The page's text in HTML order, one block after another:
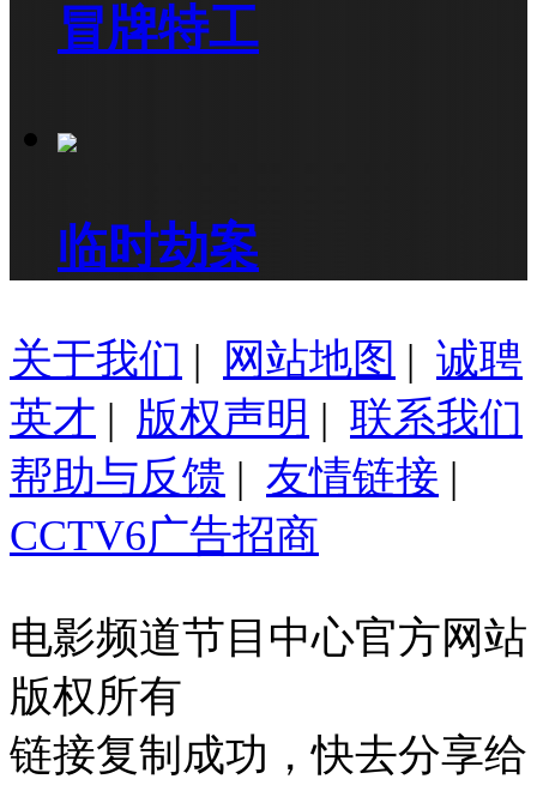
冒牌特工
临时劫案
关于我们 | 网站地图 | 诚聘
英才 | 版权声明 | 联系我们
帮助与反馈 | 友情链接 |
CCTV6广告招商
电影频道节目中心官方网站
版权所有
链接复制成功，快去分享给